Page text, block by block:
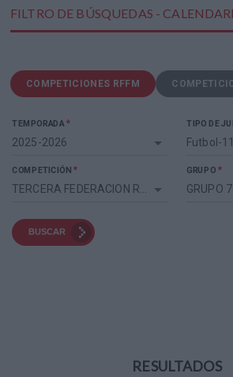
FILTRO DE BÚSQUEDAS -
COMPETICIONES RFFM
TEMPORADA*
2025-2026
TIPO DE
Futbol-11
COMPETICIÓN * GRUPO *
GRUPO 7
BUSCAR
RESULTADOS